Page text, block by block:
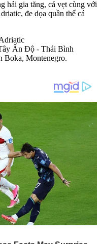
hải gia tăng, cá vẹt cùng với
đe dọa quần thể cá
Ấn Độ - Thái Bình
Boka, Montenegro.